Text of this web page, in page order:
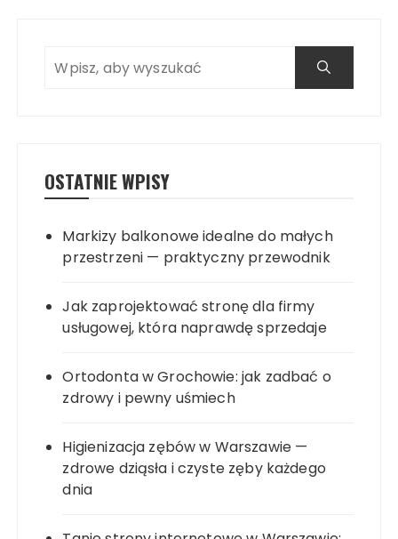
OSTATNIE WPISY
Markizy balkonowe idealne do małych
przestrzeni — praktyczny przewodnik
Jak zaprojektować stronę dla firmy
usługowej, która naprawdę sprzedaje
Ortodonta w Grochowie: jak zadbać o
zdrowy i pewny uśmiech
Higienizacja zębów w Warszawie —
zdrowe dziąsła i czyste zęby każdego
dnia